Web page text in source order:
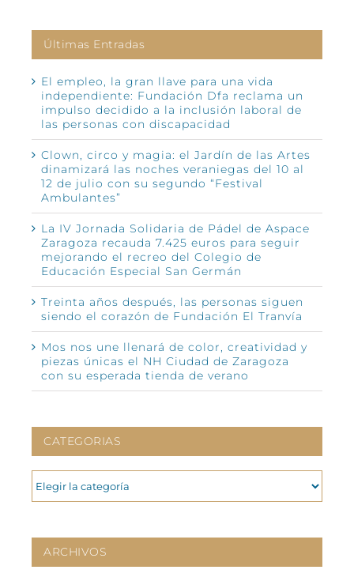
Últimas Entradas
El empleo, la gran llave para una vida
independiente: Fundación Dfa reclama un
impulso decidido a la inclusión laboral de
las personas con discapacidad
Clown, circo y magia: el Jardín de las Artes
dinamizará las noches veraniegas del 10 al
12 de julio con su segundo “Festival
Ambulantes”
La IV Jornada Solidaria de Pádel de Aspace
Zaragoza recauda 7.425 euros para seguir
mejorando el recreo del Colegio de
Educación Especial San Germán
Treinta años después, las personas siguen
siendo el corazón de Fundación El Tranvía
Mos nos une llenará de color, creatividad y
piezas únicas el NH Ciudad de Zaragoza
con su esperada tienda de verano
CATEGORIAS
CATEGORIAS
ARCHIVOS